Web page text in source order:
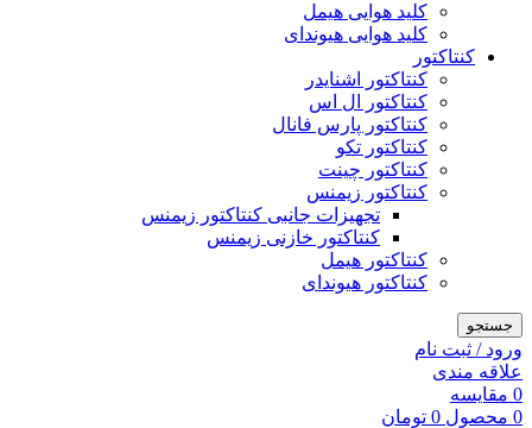
کلید هوایی هیمل
کلید هوایی هیوندای
کنتاکتور
کنتاکتور اشنایدر
کنتاکتور ال اس
کنتاکتور پارس فانال
کنتاکتور تکو
کنتاکتور چینت
کنتاکتور زیمنس
تجهیزات جانبی کنتاکتور زیمنس
کنتاکتور خازنی زیمنس
کنتاکتور هیمل
کنتاکتور هیوندای
جستجو
ورود / ثبت نام
علاقه مندی
0 مقایسه
0 محصول 0 تومان